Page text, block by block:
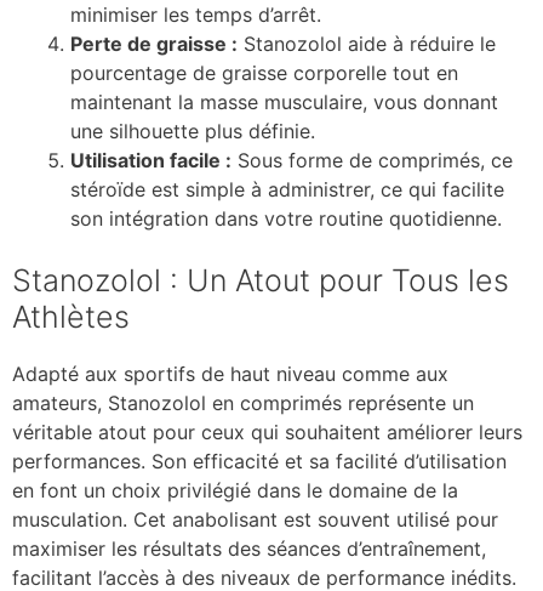
minimiser les temps d’arrêt.
Perte de graisse : Stanozolol aide à réduire le
pourcentage de graisse corporelle tout en
maintenant la masse musculaire, vous donnant
une silhouette plus définie.
Utilisation facile : Sous forme de comprimés, ce
stéroïde est simple à administrer, ce qui facilite
son intégration dans votre routine quotidienne.
Stanozolol : Un Atout pour Tous les
Athlètes
Adapté aux sportifs de haut niveau comme aux
amateurs, Stanozolol en comprimés représente un
véritable atout pour ceux qui souhaitent améliorer leurs
performances. Son efficacité et sa facilité d’utilisation
en font un choix privilégié dans le domaine de la
musculation. Cet anabolisant est souvent utilisé pour
maximiser les résultats des séances d’entraînement,
facilitant l’accès à des niveaux de performance inédits.